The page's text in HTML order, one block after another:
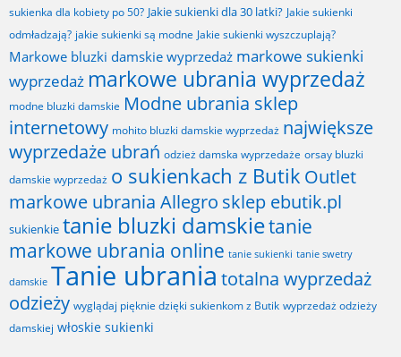
sukienka dla kobiety po 50? Jakie sukienki dla 30 latki? Jakie sukienki
odmładzają? jakie sukienki są modne Jakie sukienki wyszczuplają?
Markowe bluzki damskie wyprzedaż markowe sukienki
wyprzedaż markowe ubrania wyprzedaż
modne bluzki damskie Modne ubrania sklep
internetowy mohito bluzki damskie wyprzedaż największe
wyprzedaże ubrań odzież damska wyprzedaże orsay bluzki
damskie wyprzedaż o sukienkach z Butik Outlet
markowe ubrania Allegro sklep ebutik.pl
sukienkie tanie bluzki damskietanie
markowe ubrania online tanie sukienki tanie swetry
damskie Tanie ubrania totalna wyprzedaż
odzieży wyglądaj pięknie dzięki sukienkom z Butik wyprzedaż odzieży
damskiej włoskie sukienki